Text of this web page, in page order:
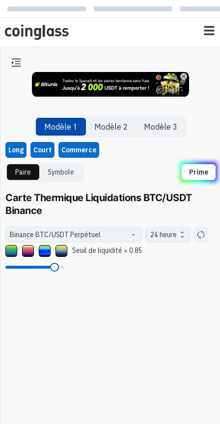
Modèle 1 Modèle 2 Modèle 3
Long Court Commerce
Paire Symbole Prime
Carte Thermique Liquidations BTC/USDT
Binance
24 heure
Seuil de liquidité = 0.85